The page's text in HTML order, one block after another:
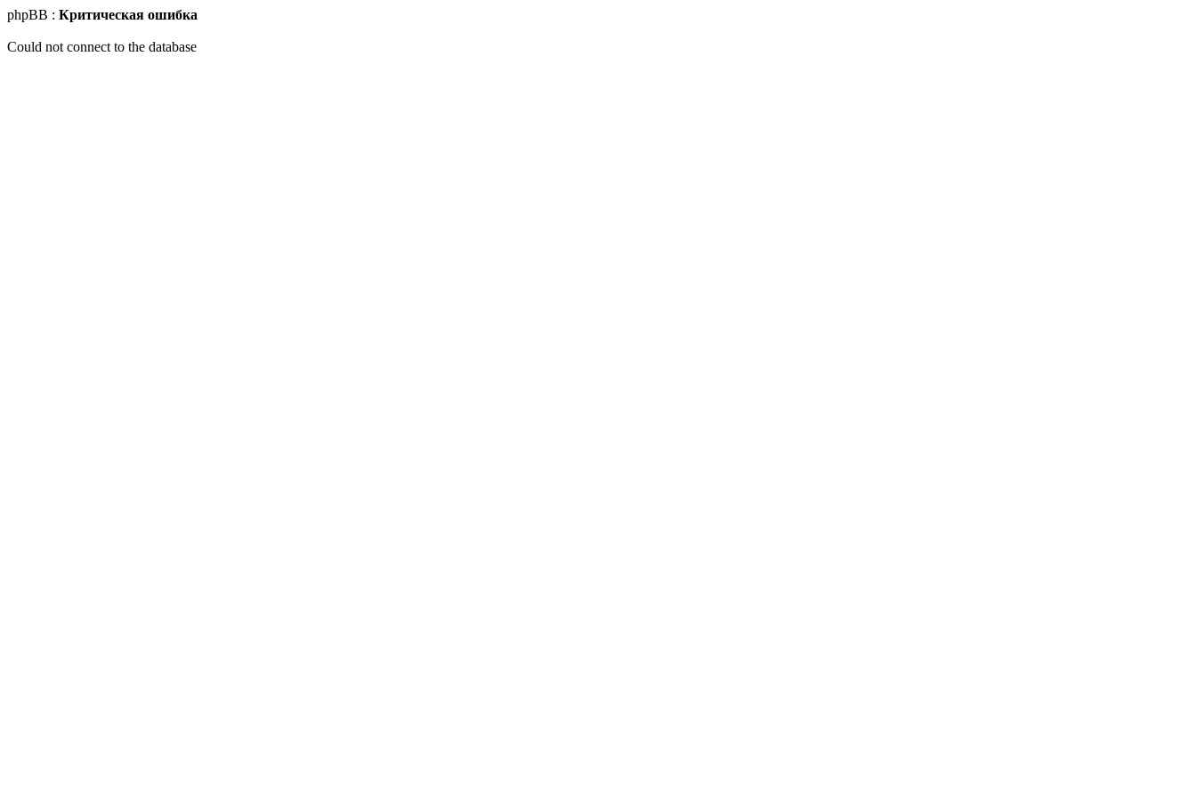
phpBB : Критическая ошибка
Could not connect to the database